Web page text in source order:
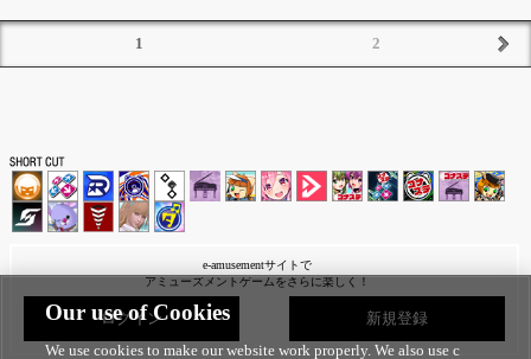
1 2
e-amusementサイトで
アミューズメントゲームをさらに楽しく！
ログイン 新規登録
Our use of Cookies
We use cookies to make our website work properly. We also use c